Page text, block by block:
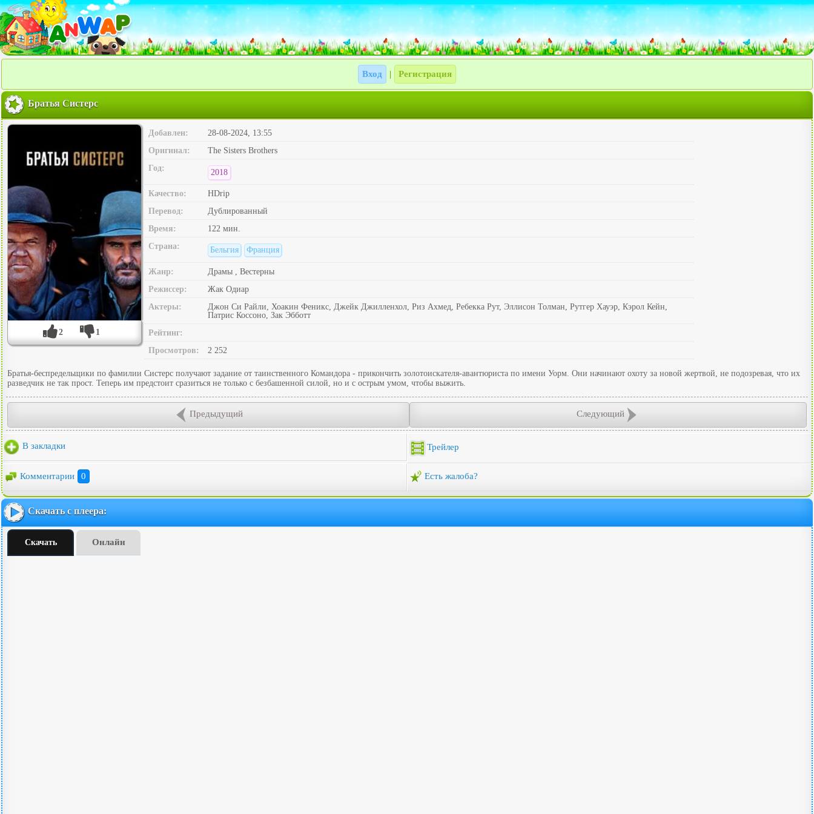
Вход Регистрация
Братья Систерс
2 1
Добавлен:
28-08-2024, 13:55
Оригинал:
The Sisters Brothers
Год:
2018
Качество:
HDrip
Перевод:
Дублированный
Время:
122 мин.
Страна:
Бельгия Франция
Жанр:
Драмы , Вестерны
Режиссер:
Жак Одиар
Актеры:
Джон Си Райли, Хоакин Феникс, Джейк Джилленхол, Риз Ахмед, Ребекка Рут, Эллисон Толман, Рутгер Хауэр, Кэрол Кейн,
Патрис Коссоно, Зак Эбботт
Рейтинг:
Просмотров:
2 252
Братья-беспредельщики по фамилии Систерс получают задание от таинственного Командора - прикончить золотоискателя-авантюриста по имени Уорм. Они начинают охоту за новой жертвой, не подозревая, что их
разведчик не так прост. Теперь им предстоит сразиться не только с безбашенной силой, но и с острым умом, чтобы выжить.
Предыдущий Следующий
В закладки Трейлер
Комментарии 0 Есть жалоба?
Скачать с плеера:
Скачать Онлайн